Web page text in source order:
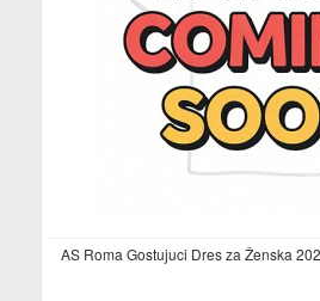
AS Roma Gostujuci Dres za Ženska